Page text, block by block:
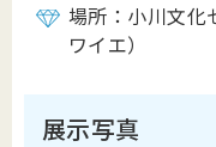
場所：小川文化
ワイエ）
展示写真